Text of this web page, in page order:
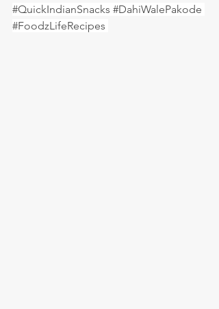
#QuickIndianSnacks #DahiWalePakode
#FoodzLifeRecipes